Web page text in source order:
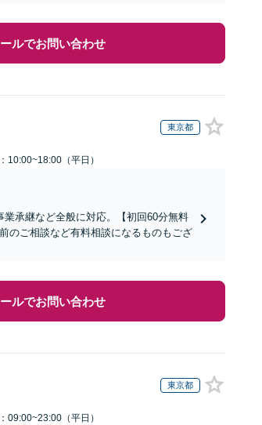
ルでお問い合わせ
東京都
10:00~18:00（平日）
業承継など全般に対応。【初回60分無料
のご相談など有料相談になるものもござ
ルでお問い合わせ
東京都
09:00~23:00（平日）